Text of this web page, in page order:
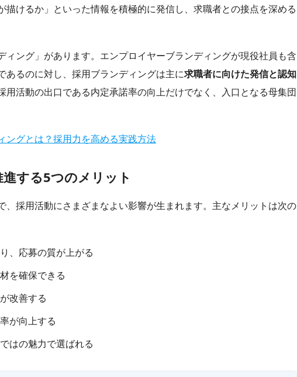
描けるか」といった情報を積極的に発信し、求職者との接点を深める
ィング」があります。エンプロイヤーブランディングが現役社員も含
あるのに対し、採用ブランディングは主に求職者に向けた発信と認知
用活動の出口である内定承諾率の向上だけでなく、入口となる母集団
ングとは？採用力を高める実践方法
する5つのメリット
、採用活動にさまざまなよい影響が生まれます。主なメリットは次の
、応募の質が上がる
を確保できる
改善する
が向上する
はの魅力で選ばれる